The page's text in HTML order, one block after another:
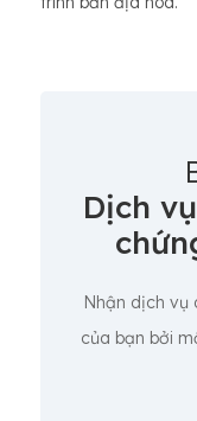
Dịch
Nhận dịch vụ
của bạn bởi